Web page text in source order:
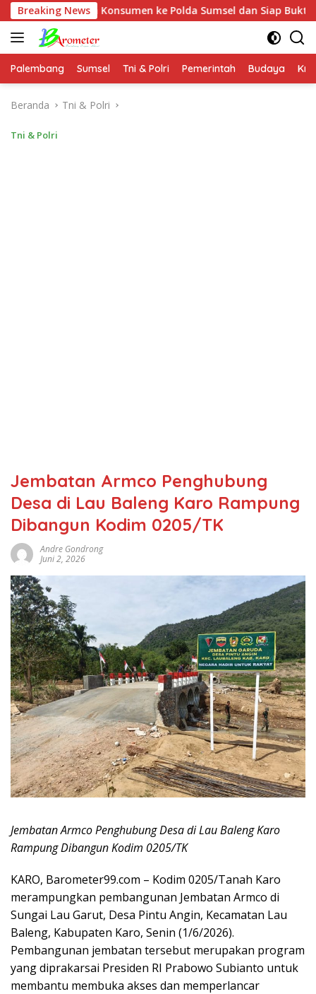
Langsung
ke
konten
Breaking News
Konsumen ke Polda Sumsel dan Siap Buktikan Fakta dan
Palembang Sumsel Tni & Polri Pemerintah Budaya
Beranda Tni & Polri
Tni & Polri
Jembatan Armco Penghubung
Desa di Lau Baleng Karo Rampung
Dibangun Kodim 0205/TK
Andre Gondrong
Juni 2, 2026
Jembatan Armco Penghubung Desa di Lau Baleng Karo
Rampung Dibangun Kodim 0205/TK
KARO, Barometer99.com – Kodim 0205/Tanah Karo
merampungkan pembangunan Jembatan Armco di
Sungai Lau Garut, Desa Pintu Angin, Kecamatan Lau
Baleng, Kabupaten Karo, Senin (1/6/2026).
Pembangunan jembatan tersebut merupakan program
yang diprakarsai Presiden RI Prabowo Subianto untuk
membantu membuka akses dan memperlancar